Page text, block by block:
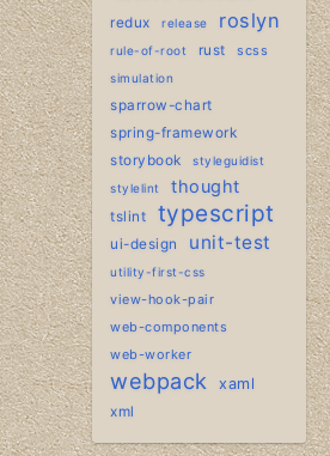
redux
release roslyn
rule-of-root rust scss
simulation
sparrow-chart
spring-framework
storybook
styleguidist
stylelint
thought
tslint typescript
ui-design unit-test
utility-first-css
view-hook-pair
web-components
web-worker
webpack xaml
xml